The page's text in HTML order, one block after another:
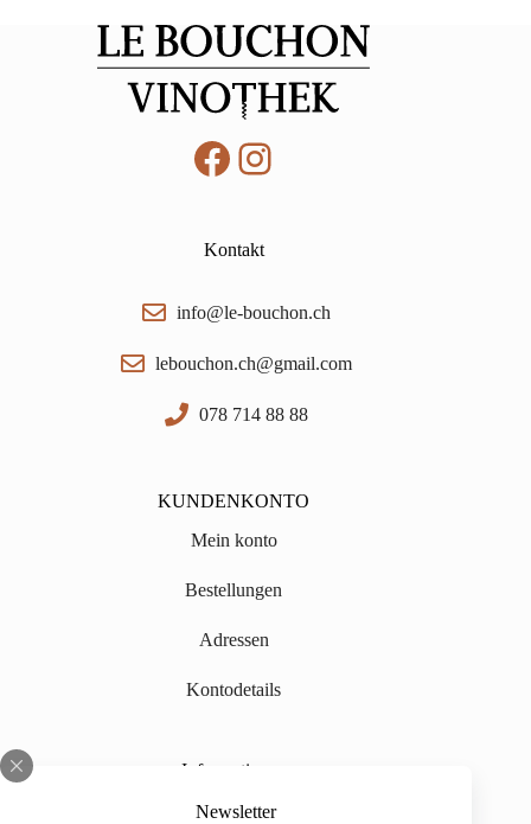
Newsletter
Facebook
Instagram
Kontakt
info@le-bouchon.ch
lebouchon.ch@gmail.com
078 714 88 88
KUNDENKONTO
Mein konto
Bestellungen
Adressen
Kontodetails
Informationen
Über uns